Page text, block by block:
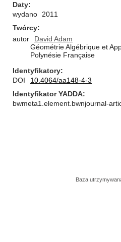
Daty
wydano
2011
Twórcy
autor
David Adam
Géométrie Algébrique et
Polynésie Française
Identyfikatory
DOI
10.4064/aa148-4-3
Identyfikator YADDA
bwmeta1.element.bwnjournal-
Baza